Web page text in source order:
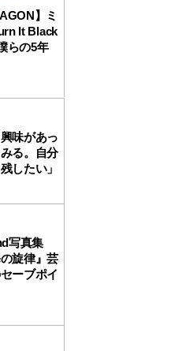
】ミ
It Black
らの5年
味があっ
る。自分
したい」
写真集
旋律』芸
ーブポイ